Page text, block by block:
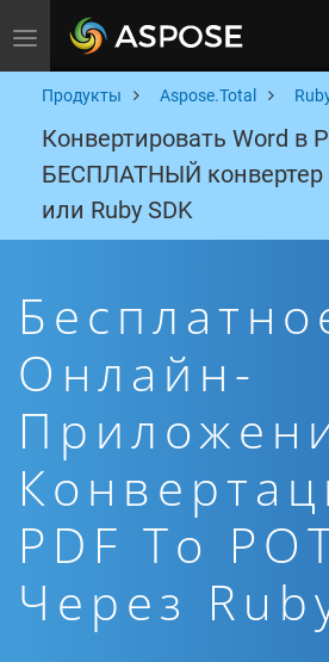
Toggle navigation
Продукты Aspose.Total
Конвертировать Word в
БЕСПЛАТНЫЙ конвертер
или Ruby SDK
Онлайн-
PDF To
Через